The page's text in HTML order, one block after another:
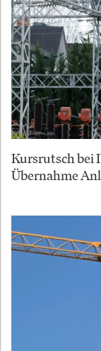
Kursrutsch bei
Übernahme